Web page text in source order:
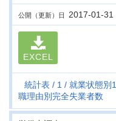
公開（更新）日 2017-01-31
EXCEL
統計表 1
就業状態別
職理由別完全失業者数